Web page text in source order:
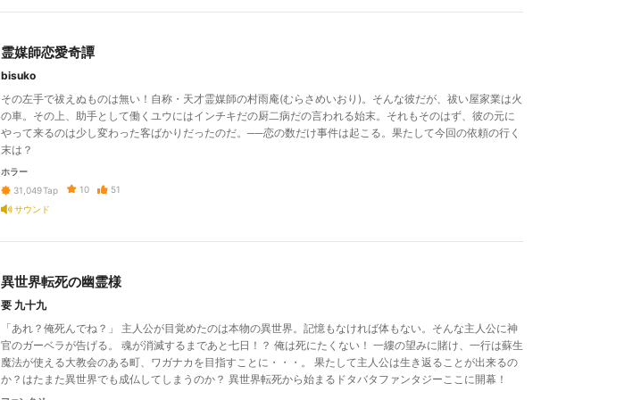
霊媒師恋愛奇譚
bisuko
その左手で祓えぬものは無い！自称・天才霊媒師の村雨庵(むらさめいおり)。そんな彼だが、祓い屋家業は火
の車。その上、助手として働くユウにはインチキだの厨二病だの言われる始末。それもそのはず、彼の元に
やって来るのは少し変わった客ばかりだったのだ。──恋の数だけ事件は起こる。果たして今回の依頼の行く
末は？
ホラー
31,049Tap 10
51
サウンド
異世界転死の幽霊様
要 九十九
「あれ？俺死んでね？」 主人公が目覚めたのは本物の異世界。記憶もなければ体もない。そんな主人公に神
官のガーベラが告げる。 魂が消滅するまであと七日！？ 俺は死にたくない！ 一縷の望みに賭け、一行は蘇生
魔法が使える大教会のある町、ワガナカを目指すことに・・・。 果たして主人公は生き返ることが出来るの
か？はたまた異世界でも成仏してしまうのか？ 異世界転死から始まるドタバタファンタジーここに開幕！